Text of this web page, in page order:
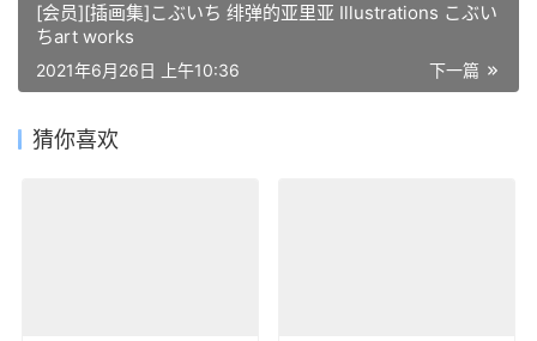
[会员][插画集]こぶいち 绯弹的亚里亚 Illustrations こぶい
ちart works
下一篇
2021年6月26日 上午10:36
猜你喜欢